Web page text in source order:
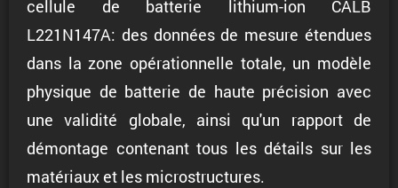
cellule de batterie lithium-ion CALB
L221N147A: des données de mesure étendues
dans la zone opérationnelle totale, un modèle
physique de batterie de haute précision avec
une validité globale, ainsi qu'un rapport de
démontage contenant tous les détails sur les
matériaux et les microstructures.